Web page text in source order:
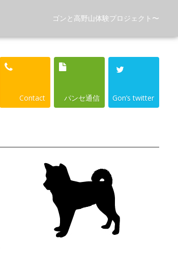
ゴンと高野山体験プロジェクト〜
Contact パンセ通信 Gon’s twitter